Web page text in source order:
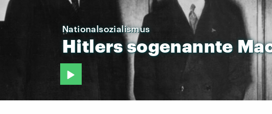
Nationalsozialismus
Hitlers sogenannte